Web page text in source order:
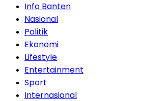
Info Banten
Nasional
Politik
Ekonomi
Lifestyle
Entertainment
Sport
Internasional